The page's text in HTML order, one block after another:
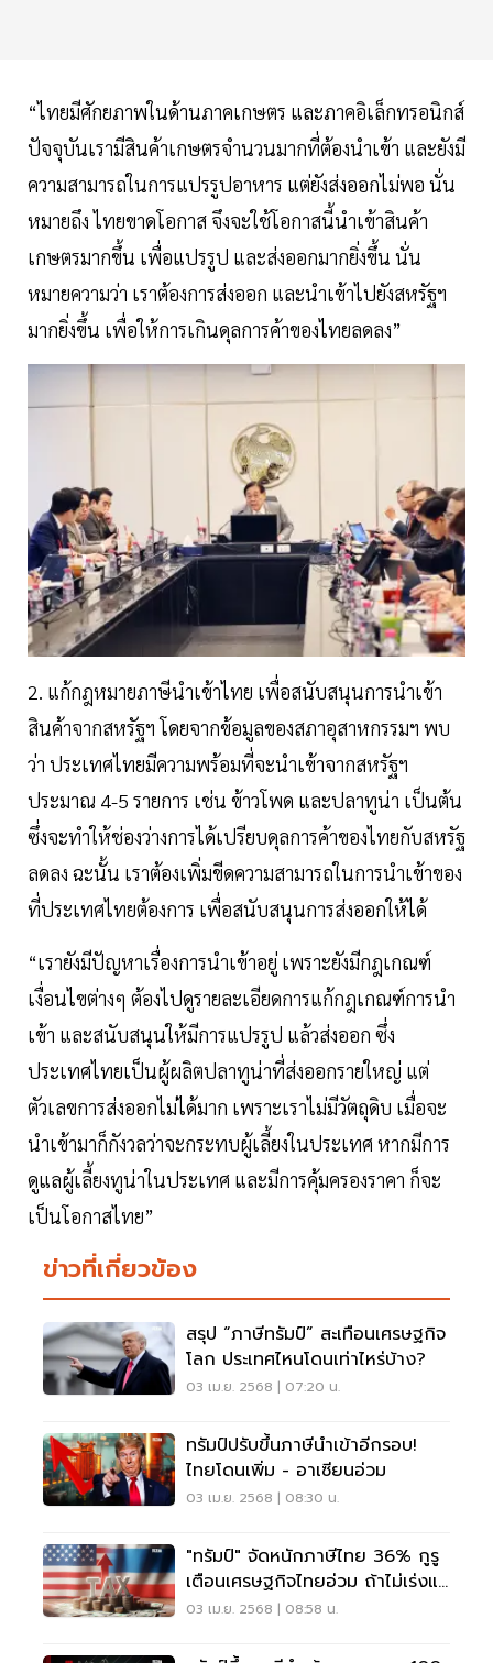
“ไทยมีศักยภาพในด้านภาคเกษตร และภาคอิเล็กทรอนิกส์
ปัจจุบันเรามีสินค้าเกษตรจำนวนมากที่ต้องนำเข้า และยังมี
ความสามารถในการแปรรูปอาหาร แต่ยังส่งออกไม่พอ นั่น
หมายถึง ไทยขาดโอกาส จึงจะใช้โอกาสนี้นำเข้าสินค้า
เกษตรมากขึ้น เพื่อแปรรูป และส่งออกมากยิ่งขึ้น นั่น
หมายความว่า เราต้องการส่งออก และนำเข้าไปยังสหรัฐฯ
มากยิ่งขึ้น เพื่อให้การเกินดุลการค้าของไทยลดลง”
2. แก้กฎหมายภาษีนำเข้าไทย เพื่อสนับสนุนการนำเข้า
สินค้าจากสหรัฐฯ โดยจากข้อมูลของสภาอุสาหกรรมฯ พบ
ว่า ประเทศไทยมีความพร้อมที่จะนำเข้าจากสหรัฐฯ
ประมาณ 4-5 รายการ เช่น ข้าวโพด และปลาทูน่า เป็นต้น
ซึ่งจะทำให้ช่องว่างการได้เปรียบดุลการค้าของไทยกับสหรัฐ
ลดลง ฉะนั้น เราต้องเพิ่มขีดความสามารถในการนำเข้าของ
ที่ประเทศไทยต้องการ เพื่อสนับสนุนการส่งออกให้ได้
“เรายังมีปัญหาเรื่องการนำเข้าอยู่ เพราะยังมีกฎเกณฑ์
เงื่อนไขต่างๆ ต้องไปดูรายละเอียดการแก้กฎเกณฑ์การนำ
เข้า และสนับสนุนให้มีการแปรรูป แล้วส่งออก ซึ่ง
ประเทศไทยเป็นผู้ผลิตปลาทูน่าที่ส่งออกรายใหญ่ แต่
ตัวเลขการส่งออกไม่ได้มาก เพราะเราไม่มีวัตถุดิบ เมื่อจะ
นำเข้ามาก็กังวลว่าจะกระทบผู้เลี้ยงในประเทศ หากมีการ
ดูแลผู้เลี้ยงทูน่าในประเทศ และมีการคุ้มครองราคา ก็จะ
เป็นโอกาสไทย”
ข่าวที่เกี่ยวข้อง
สรุป “ภาษีทรัมป์” สะเทือนเศรษฐกิจ
โลก ประเทศไหนโดนเท่าไหร่บ้าง?
03 เม.ย. 2568 | 07:20 น.
ทรัมป์ปรับขึ้นภาษีนำเข้าอีกรอบ!
ไทยโดนเพิ่ม - อาเซียนอ่วม
03 เม.ย. 2568 | 08:30 น.
"ทรัมป์" จัดหนักภาษีไทย 36% กูรู
เตือนเศรษฐกิจไทยอ่วม ถ้าไม่เร่งแก้
เกม
03 เม.ย. 2568 | 08:58 น.